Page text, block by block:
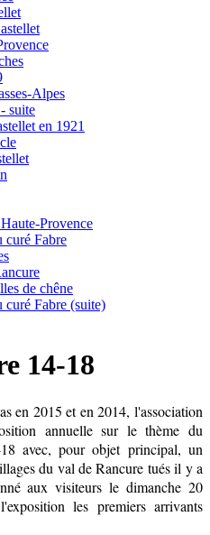
Alpes
suite
en 1921
Provence
curé Fabre
de chêne
Fabre (suite)
14-18
en 2015 et en 2014, l'association
annuelle sur le thème du
avec, pour objet principal, un
du val de Rancure tués il y a
aux visiteurs le dimanche 20
les premiers arrivants